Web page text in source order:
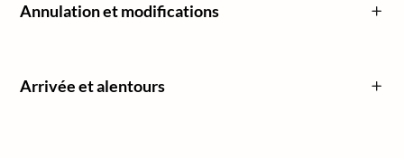
Annulation et modifications
Arrivée et alentours